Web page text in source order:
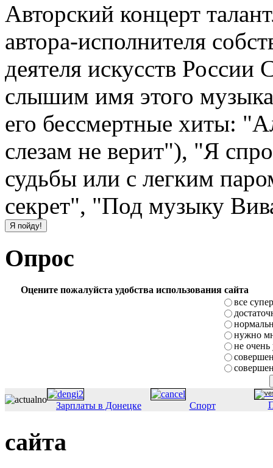
Авторский концерт
автора-исполнителя
деятеля искусств
слышим имя этого
его бессмертные хиты:
слезам не верит"), "Я
судьбы или с легким
секрет", "Под музыку
Опрос
Оцените пожалуйста удобства использования сайта
все супер
нужно
не очень
Зарплаты в Донецке Спорт
сайта